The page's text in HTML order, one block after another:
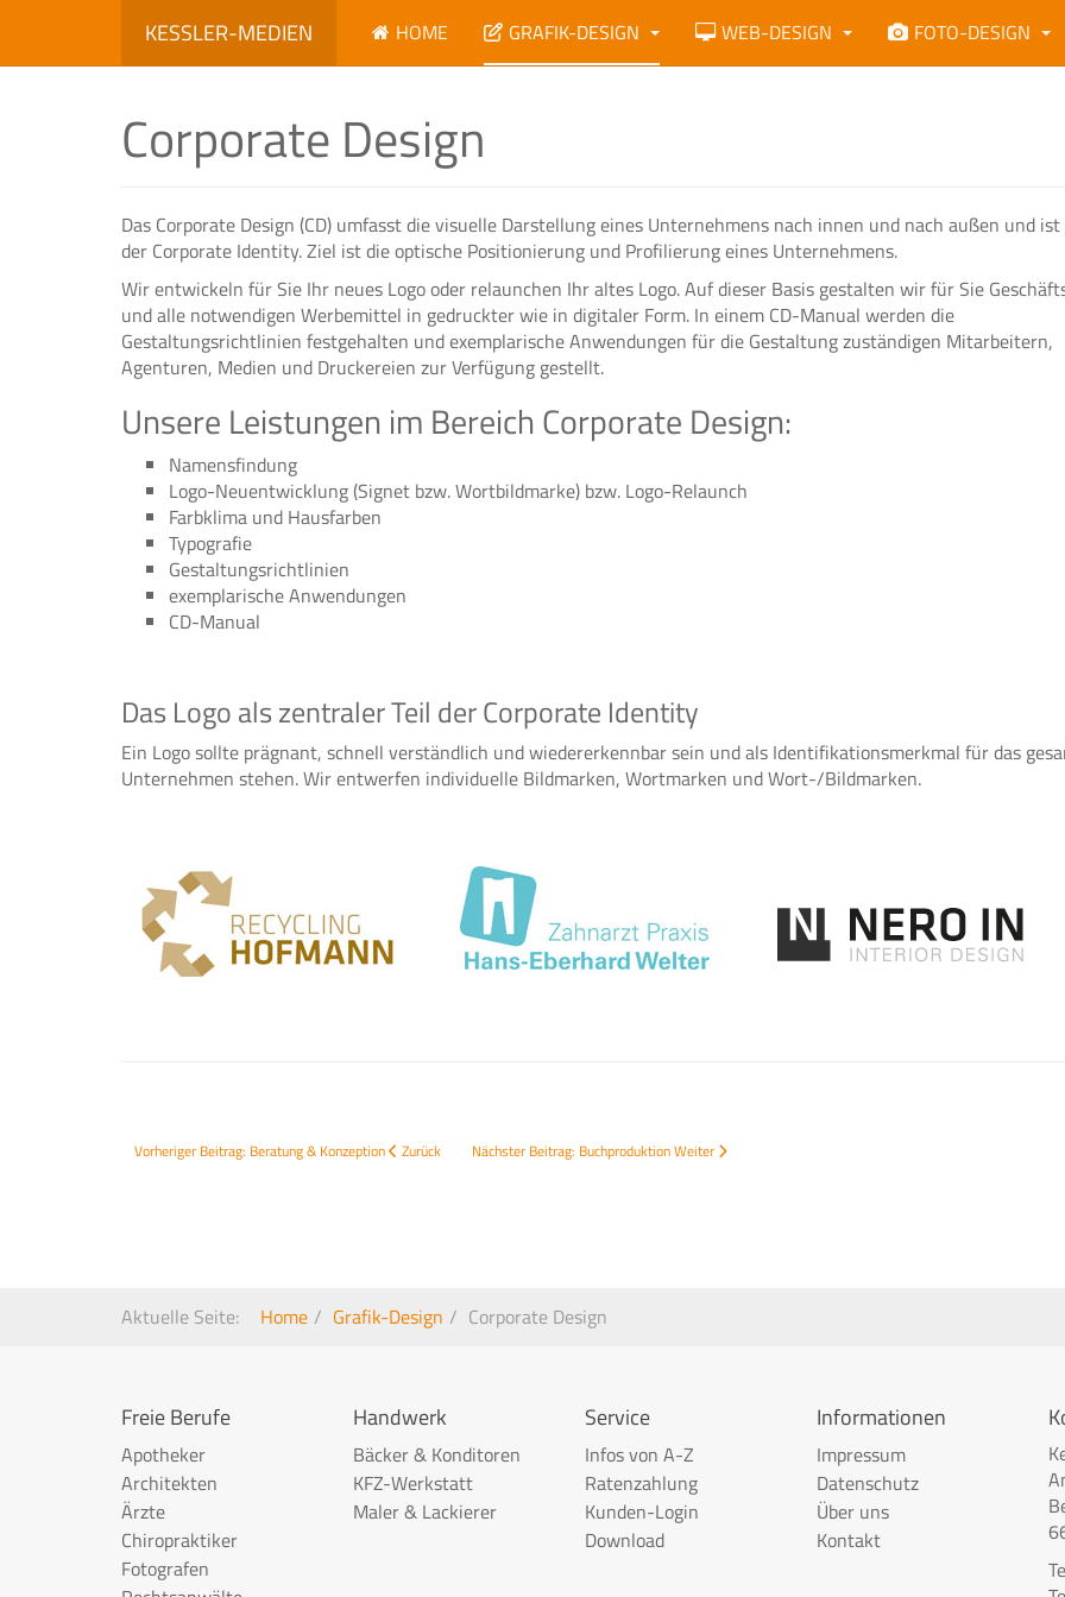
KESSLER-MEDIEN HOME GRAFIK-DESIGN WEB-DESIGN FOTO-DESIGN
Corporate Design
Das Corporate Design (CD) umfasst die visuelle Darstellung eines Unternehmens nach innen und nach außen und
der Corporate Identity. Ziel ist die optische Positionierung und Profilierung eines Unternehmens.
Wir entwickeln für Sie Ihr neues Logo oder relaunchen Ihr altes Logo. Auf dieser Basis gestalten wir für Sie
und alle notwendigen Werbemittel in gedruckter wie in digitaler Form. In einem CD-Manual werden die
Gestaltungsrichtlinien festgehalten und exemplarische Anwendungen für die Gestaltung zuständigen Mitarbeitern,
Agenturen, Medien und Druckereien zur Verfügung gestellt.
Unsere Leistungen im Bereich Corporate Design:
Namensfindung
Logo-Neuentwicklung (Signet bzw. Wortbildmarke) bzw. Logo-Relaunch
Farbklima und Hausfarben
Typografie
Gestaltungsrichtlinien
exemplarische Anwendungen
CD-Manual
Das Logo als zentraler Teil der Corporate Identity
Ein Logo sollte prägnant, schnell verständlich und wiedererkennbar sein und als Identifikationsmerkmal für das
Unternehmen stehen. Wir entwerfen individuelle Bildmarken, Wortmarken und Wort-/Bildmarken.
Vorheriger Beitrag: Beratung & Konzeption Zurück Nächster Beitrag: BuchproduktionWeiter
Aktuelle Seite: Home Grafik-Design Corporate Design
Freie Berufe
Apotheker
Architekten
Ärzte
Chiropraktiker
Fotografen
Handwerk
Bäcker & Konditoren
KFZ-Werkstatt
Maler & Lackierer
Service
Infos von A-Z
Ratenzahlung
Kunden-Login
Download
Informationen
Impressum
Datenschutz
Über uns
Kontakt